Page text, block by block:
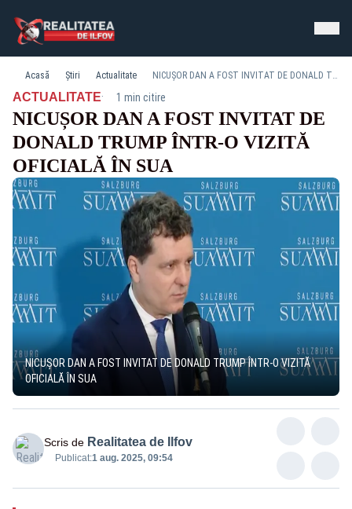
Acasă Știri Actualitate NICUȘOR DAN A FOST INVITAT DE DONALD TRUMP ÎNTR-O VIZITĂ OFICIALĂ ÎN SUA
ACTUALITATE· 1 min citire
NICUȘOR DAN A FOST INVITAT DE
DONALD TRUMP ÎNTR-O VIZITĂ
OFICIALĂ ÎN SUA
NICUȘOR DAN A FOST INVITAT DE DONALD TRUMP ÎNTR-O VIZITĂ
OFICIALĂ ÎN SUA
Scris de Realitatea de Ilfov
Publicat:1 aug. 2025, 09:54